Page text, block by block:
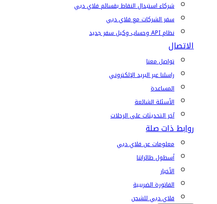
شركاء استبدال النقاط بقسائم فلاي دبي
سفر الشركات مع فلاي دبي
نظام API وحساب وكيل سفر جديد
الاتصال
تواصل معنا
راسلنا عبر البريد الإلكتروني
المساعدة
الأسئلة الشائعة
آخر التحديثات على الرحلات
روابط ذات صلة
معلومات عن فلاي دبي
أسطول طائراتنا
الأخبار
الفاتورة الضريبية
فلاي دبي للشحن